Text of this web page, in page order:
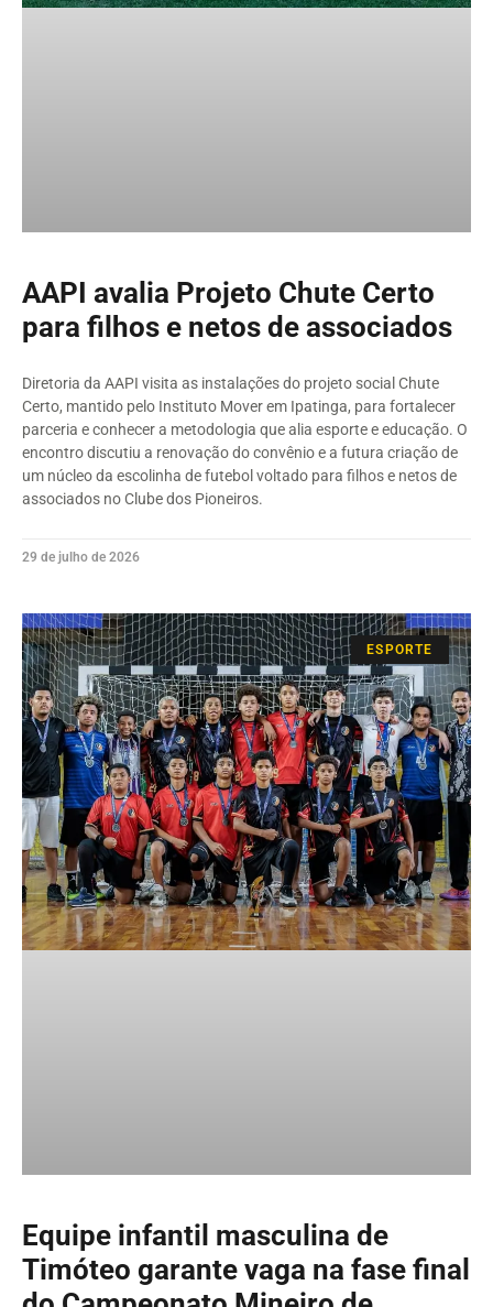
AAPI avalia Projeto Chute Certo
para filhos e netos de associados
Diretoria da AAPI visita as instalações do projeto social Chute
Certo, mantido pelo Instituto Mover em Ipatinga, para fortalecer
parceria e conhecer a metodologia que alia esporte e educação. O
encontro discutiu a renovação do convênio e a futura criação de
um núcleo da escolinha de futebol voltado para filhos e netos de
associados no Clube dos Pioneiros.
29 de julho de 2026
ESPORTE
Equipe infantil masculina de
Timóteo garante vaga na fase final